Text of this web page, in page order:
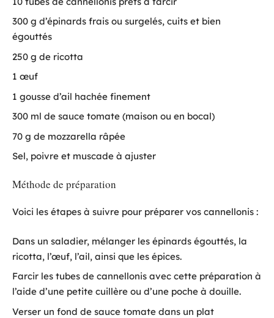
300 g d’épinards frais ou surgelés, cuits et bien
égouttés
250 g de ricotta
1 œuf
1 gousse d’ail hachée finement
300 ml de sauce tomate (maison ou en bocal)
70 g de mozzarella râpée
Sel, poivre et muscade à ajuster
Méthode de préparation
Voici les étapes à suivre pour préparer vos cannellonis :
Dans un saladier, mélanger les épinards égouttés, la
ricotta, l’œuf, l’ail, ainsi que les épices.
Farcir les tubes de cannellonis avec cette préparation à
l’aide d’une petite cuillère ou d’une poche à douille.
Verser un fond de sauce tomate dans un plat